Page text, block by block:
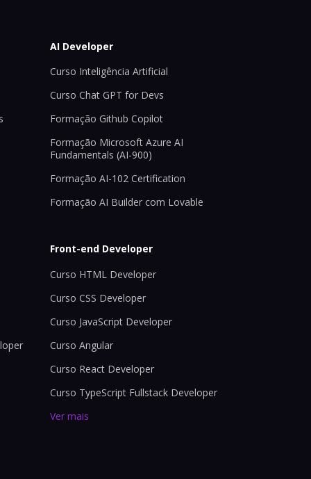
AI Developer
Curso Inteligência Artificial
Curso Chat GPT for Devs
Formação Github Copilot
Formação Microsoft Azure AI
Fundamentals (AI-900)
Formação AI-102 Certification
Formação AI Builder com Lovable
Front-end Developer
Curso HTML Developer
Curso CSS Developer
Curso JavaScript Developer
Curso Angular
Curso React Developer
Curso TypeScript Fullstack Developer
Ver mais